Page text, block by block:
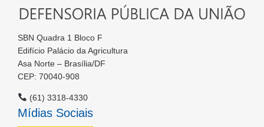
SBN Quadra 1 Bloco F
Edifício Palácio da Agricultura
Asa Norte – Brasília/DF
CEP: 70040-908
(61) 3318-4330
Mídias Sociais